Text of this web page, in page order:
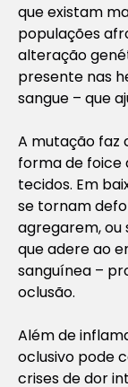
que existam
populações
alteração
presente nas
sangue – que
A mutação faz
forma de foice
tecidos. Em
se tornam
agregarem, ou
que adere ao
sanguínea –
oclusão.
Além de
oclusivo pode
crises de dor